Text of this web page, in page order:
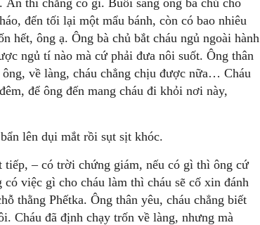
thì chẳng có gì. Buổi sáng ông bà chủ cho
đến tối lại một mẩu bánh, còn có bao nhiêu
hết, ông ạ. Ông bà chủ bắt cháu ngủ ngoài hành
ngủ tí nào mà cứ phải đưa nôi suốt. Ông thân
về làng, cháu chẳng chịu được nữa… Cháu
để ông đến mang cháu đi khỏi nơi này,
lên dụi mắt rồi sụt sịt khóc.
tiếp, – có trời chứng giám, nếu có gì thì ông cứ
việc gì cho cháu làm thì cháu sẽ cố xin đánh
thằng Phếtka. Ông thân yêu, cháu chẳng biết
Cháu đã định chạy trốn về làng, nhưng mà